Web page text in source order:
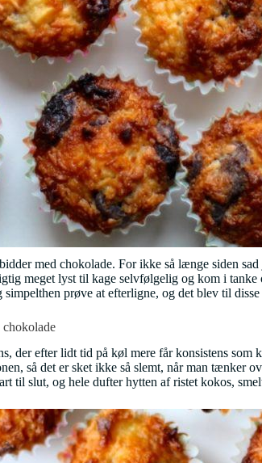
med chokolade. For ikke så længe siden
meget lyst til kage selvfølgelig og kom i
simpelthen prøve at efterligne, og det blev til
der efter lidt tid på køl mere får konsistens
så det er sket ikke så slemt, når man tænker
til slut, og hele dufter hytten af ristet kokos,